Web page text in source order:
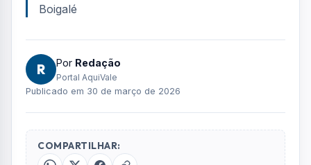
Boigalé
R Por Redação
Portal AquiVale
Publicado em 30 de março de 2026
COMPARTILHAR: